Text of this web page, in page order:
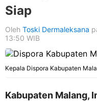
Siap
Oleh Toski Dermaleksana
13:50 WIB
Kepala Dispora Kabupaten
Kabupaten Malang,